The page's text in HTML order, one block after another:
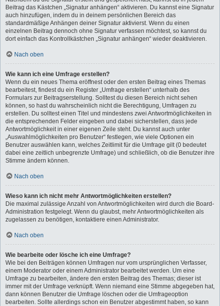
Beitrag das Kästchen „Signatur anhängen“ aktivieren. Du kannst eine Signatur
auch hinzufügen, indem du in deinem persönlichen Bereich das
standardmäßige Anhängen deiner Signatur aktivierst. Wenn du einen
einzelnen Beitrag dennoch ohne Signatur verfassen möchtest, so kannst du
dort einfach das Kontrollkästchen „Signatur anhängen“ wieder deaktivieren.
Nach oben
Wie kann ich eine Umfrage erstellen?
Wenn du ein neues Thema eröffnest oder den ersten Beitrag eines Themas
bearbeitest, findest du ein Register „Umfrage erstellen“ unterhalb des
Formulars zur Beitragserstellung. Solltest du diesen Bereich nicht sehen
können, so hast du wahrscheinlich nicht die Berechtigung, Umfragen zu
erstellen. Du solltest einen Titel und mindestens zwei Antwortmöglichkeiten in
die entsprechenden Felder eingeben und dabei sicherstellen, dass jede
Antwortmöglichkeit in einer eigenen Zeile steht. Du kannst auch unter
„Auswahlmöglichkeiten pro Benutzer“ festlegen, wie viele Optionen ein
Benutzer auswählen kann, welches Zeitlimit für die Umfrage gilt (0 bedeutet
dabei eine zeitlich unbegrenzte Umfrage) und schließlich, ob die Benutzer ihre
Stimme ändern können.
Nach oben
Wieso kann ich nicht mehr Antwortmöglichkeiten erstellen?
Die maximal zulässige Anzahl von Antwortmöglichkeiten wird durch die Board-
Administration festgelegt. Wenn du glaubst, mehr Antwortmöglichkeiten als
zugelassen zu benötigen, kontaktiere einen Administrator.
Nach oben
Wie bearbeite oder lösche ich eine Umfrage?
Wie bei den Beiträgen können Umfragen nur vom ursprünglichen Verfasser,
einem Moderator oder einem Administrator bearbeitet werden. Um eine
Umfrage zu bearbeiten, ändere den ersten Beitrag des Themas; dieser ist
immer mit der Umfrage verknüpft. Wenn niemand eine Stimme abgegeben hat,
dann können Benutzer die Umfrage löschen oder die Umfrageoption
bearbeiten. Sollte allerdings schon ein Benutzer abgestimmt haben, so kann